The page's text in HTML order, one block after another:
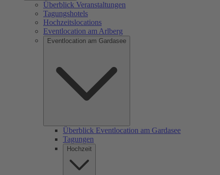
Überblick Veranstaltungen
Tagungshotels
Hochzeitslocations
Eventlocation am Arlberg
Eventlocation am Gardasee
Überblick Eventlocation am Gardasee
Tagungen
Hochzeit